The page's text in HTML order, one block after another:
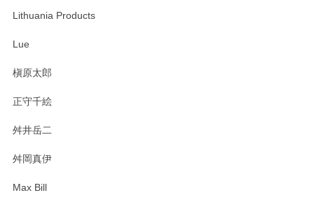
います。無事に届いたようで安心いたしまし
Lithuania Products
Lue
槇原太郎
正守千絵
舛井岳二
舛岡真伊
Max Bill